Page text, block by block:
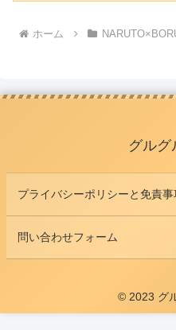
ホーム
グルグ
プライバシーポリシーと免責事
問い合わせフォーム
© 2023 グ